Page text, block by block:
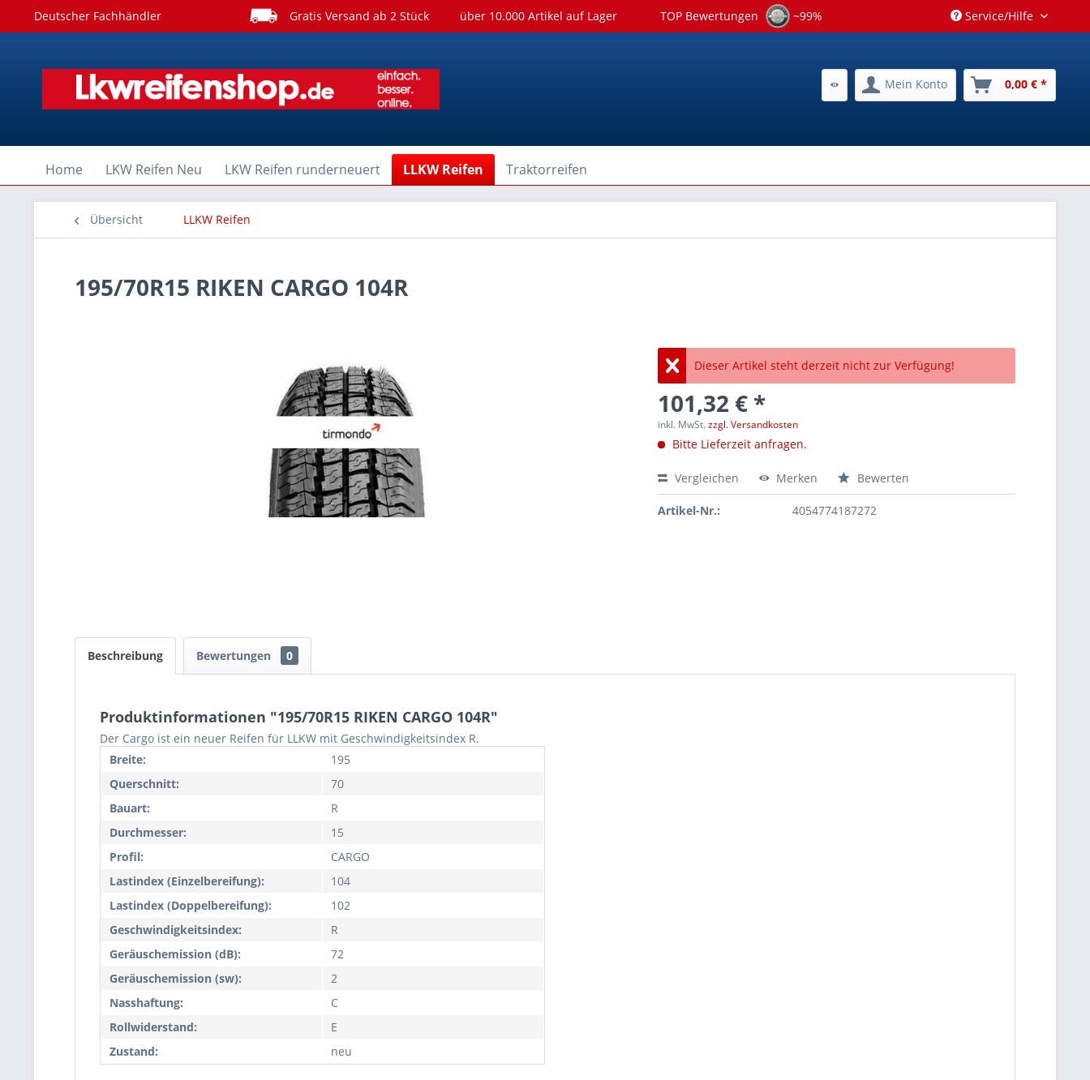
Deutscher Fachhändler Gratis Versand ab 2 Stück über 10.000 Artikel auf Lager TOP Bewertungen ~99% Service/Hilfe
Mein Konto 0,00 € *
Home LKW Reifen Neu LKW Reifen runderneuert LLKW Reifen Traktorreifen
Übersicht LLKW Reifen
195/70R15 RIKEN CARGO 104R
Dieser Artikel steht derzeit nicht zur Verfügung!
101,32 € *
inkl. MwSt.zzgl. Versandkosten
Bitte Lieferzeit anfragen.
Vergleichen Merken Bewerten
Artikel-Nr.: 4054774187272
Beschreibung Bewertungen 0
Produktinformationen "195/70R15 RIKEN CARGO 104R"
Der Cargo ist ein neuer Reifen für LLKW mit Geschwindigkeitsindex R.
Breite:
195
Querschnitt:
70
Bauart:
R
Durchmesser:
15
Profil:
CARGO
Lastindex (Einzelbereifung):
104
Lastindex (Doppelbereifung):
102
Geschwindigkeitsindex:
R
Geräuschemission (dB):
72
Geräuschemission (sw):
2
Nasshaftung:
C
Rollwiderstand:
E
Zustand:
neu